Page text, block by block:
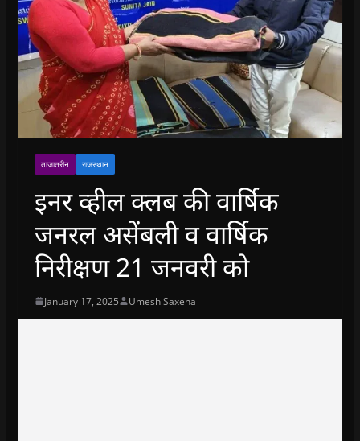
ताजातरीन राजस्थान
इनर व्हील क्लब की वार्षिक
जनरल असेंबली व वार्षिक
निरीक्षण 21 जनवरी को
January 17, 2025 Umesh Saxena